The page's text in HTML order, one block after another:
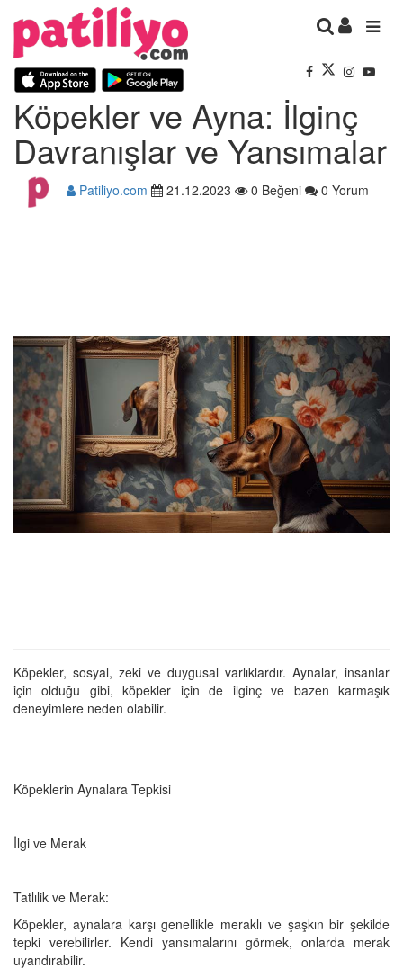
Köpekler ve Ayna: İlginç
Davranışlar ve Yansımalar
Patiliyo.com 21.12.2023 0 Beğeni 0 Yorum
Köpekler, sosyal, zeki ve duygusal varlıklardır. Aynalar, insanlar
için olduğu gibi, köpekler için de ilginç ve bazen karmaşık
deneyimlere neden olabilir.
Köpeklerin Aynalara Tepkisi
İlgi ve Merak
Tatlılik ve Merak:
Köpekler, aynalara karşı genellikle meraklı ve şaşkın bir şekilde
tepki verebilirler. Kendi yansımalarını görmek, onlarda merak
uyandırabilir.